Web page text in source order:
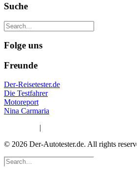
Suche
Folge uns
Freunde
Der-Reisetester.de
Die Testfahrer
Motoreport
Nina Carmaria
|
© 2026 Der-Autotester.de. All rights